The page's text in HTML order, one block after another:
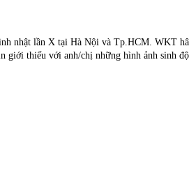
nhật lần X tại Hà Nội và Tp.HCM. WKT
giới thiếu với anh/chị những hình ảnh sinh